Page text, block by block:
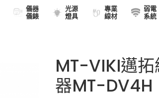
儀器
儀錶
光源
燈具
專業
線材
弱電
系統
MT-VIKI邁
器MT-DV4H